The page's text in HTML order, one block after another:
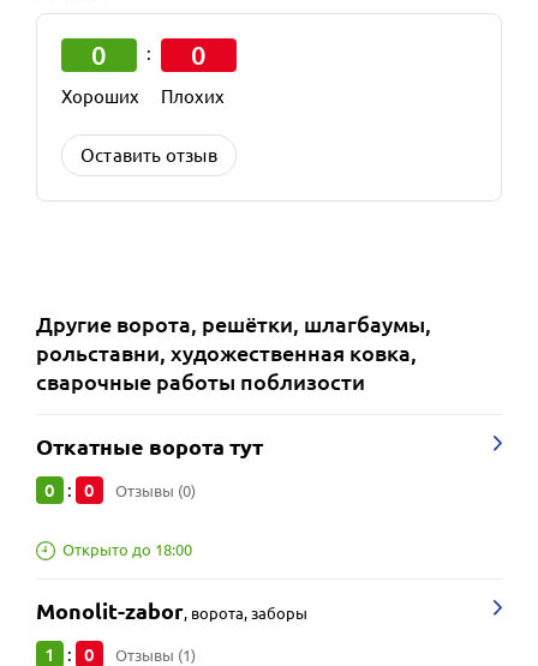
0
Хороших
: 0
Плохих
Оставить отзыв
Другие ворота, решётки, шлагбаумы,
рольставни, художественная ковка,
сварочные работы поблизости
Откатные ворота тут
0 : 0 Отзывы (0)
Открыто до 18:00
Monolit-zabor, ворота, заборы
1 : 0 Отзывы (1)